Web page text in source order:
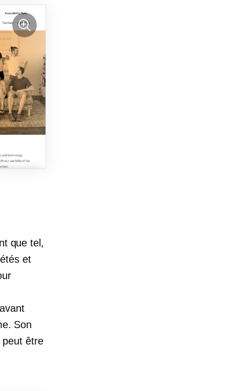
que tel,
et
Son
peut être